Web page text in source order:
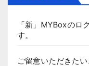
「新」MYBoxのロ
す。
ご留意いただきたい